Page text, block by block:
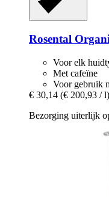
Rosental
Voor elk
Met cafeïne
Voor gebruik
€ 30,14 (€ 200,93 / l)
Bezorging uiterlijk